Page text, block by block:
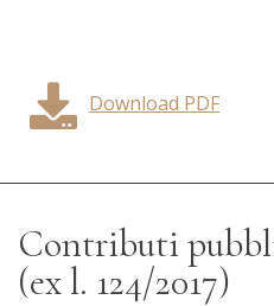
Download PDF
Contributi
(ex l. 124/2017)